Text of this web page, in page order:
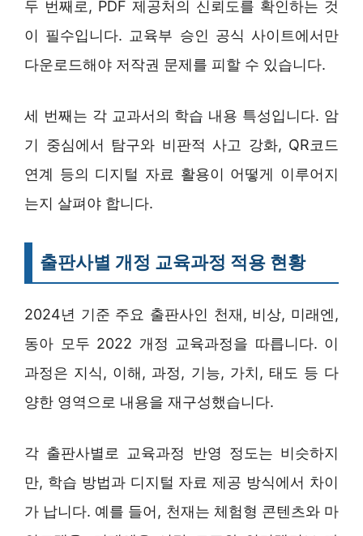
두 번째로, PDF 제공처의 신뢰도를 확인하는 것
이 필수입니다. 교육부 승인 공식 사이트에서만
다운로드해야 저작권 문제를 피할 수 있습니다.
세 번째는 각 교과서의 학습 내용 특성입니다. 암
기 중심에서 탐구와 비판적 사고 강화, QR코드
연계 등의 디지털 자료 활용이 어떻게 이루어지
는지 살펴야 합니다.
출판사별 개정 교육과정 적용 현황
2024년 기준 주요 출판사인 천재, 비상, 미래엔,
동아 모두 2022 개정 교육과정을 따릅니다. 이
과정은 지식, 이해, 과정, 기능, 가치, 태도 등 다
양한 영역으로 내용을 재구성했습니다.
각 출판사별로 교육과정 반영 정도는 비슷하지
만, 학습 방법과 디지털 자료 제공 방식에서 차이
가 납니다. 예를 들어, 천재는 체험형 콘텐츠와 마